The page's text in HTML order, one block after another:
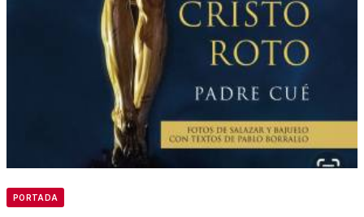
PORTADA